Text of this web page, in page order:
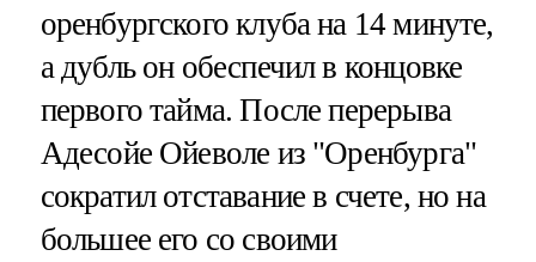
оренбургского клуба на 14 минуте,
а дубль он обеспечил в концовке
первого тайма. После перерыва
Адесойе Ойеволе из "Оренбурга"
сократил отставание в счете, но на
большее его со своими